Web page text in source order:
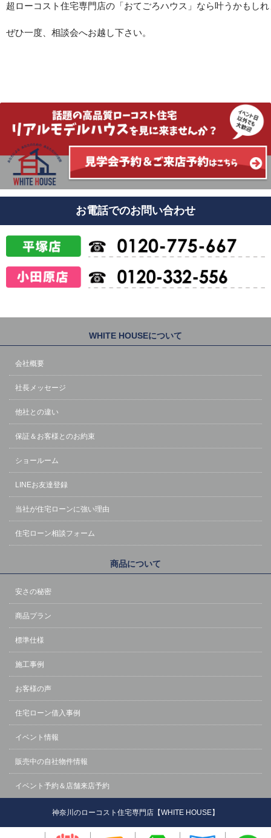
超ローコスト住宅専門店の「おてごろハウス」なら叶うかもし
ぜひ一度、相談会へお越し下さい。
お電話でのお問い合わせ
WHITE HOUSEについて
会社概要
社長メッセージ
他社との違い
保証＆お客様とのお約束
ショールーム
LINEお友達登録
当社が住宅ローンに強い理由
住宅ローン相談フォーム
商品について
安さの秘密
商品プラン
標準仕様
施工事例
お客様の声
住宅ローン借入事例
イベント情報
販売中の自社物件情報
イベント予約＆店舗来店予約
神奈川のローコスト住宅専門店【WHITE HOUSE】